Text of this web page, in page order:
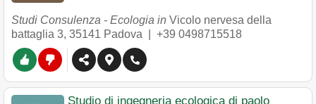
Studi Consulenza - Ecologia in Vicolo nervesa della
battaglia 3, 35141 Padova +39 0498715518
Studio di ingegneria ecologica di paolo